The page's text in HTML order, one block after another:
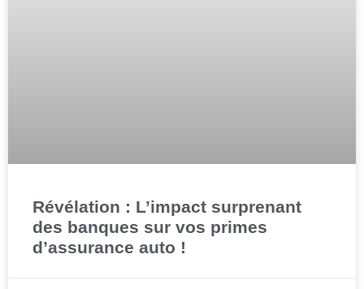
Révélation : L’impact surprenant
des banques sur vos primes
d’assurance auto !